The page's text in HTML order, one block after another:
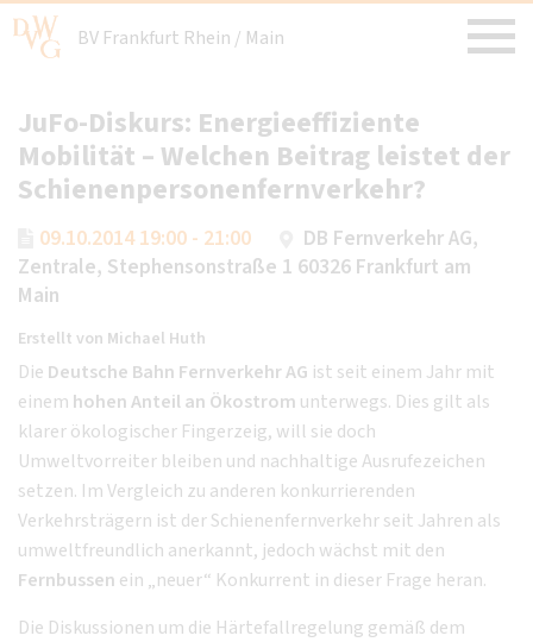
BV Frankfurt Rhein / Main
JuFo-Diskurs: Energieeffiziente
Mobilität – Welchen Beitrag leistet der
Schienenpersonenfernverkehr?
09.10.2014 19:00 - 21:00
DB Fernverkehr AG,
Zentrale, Stephensonstraße 1 60326 Frankfurt am
Main
Erstellt von Michael Huth
Die Deutsche Bahn Fernverkehr AG ist seit einem Jahr mit
einem hohen Anteil an Ökostrom unterwegs. Dies gilt als
klarer ökologischer Fingerzeig, will sie doch
Umweltvorreiter bleiben und nachhaltige Ausrufezeichen
setzen. Im Vergleich zu anderen konkurrierenden
Verkehrsträgern ist der Schienenfernverkehr seit Jahren als
umweltfreundlich anerkannt, jedoch wächst mit den
Fernbussen ein „neuer“ Konkurrent in dieser Frage heran.
Die Diskussionen um die Härtefallregelung gemäß dem